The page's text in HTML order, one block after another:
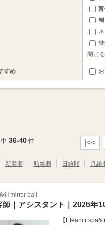
育
制
禁
閉じる
すめ
36-40件 |<<
新着順 時給順 日給順 月給
社mirror ball
師｜アシスタント｜2026年
【Eleanor